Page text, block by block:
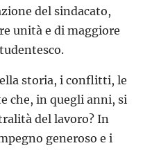
del sindacato,
unità e di maggiore
storia, i conflitti, le
che, in quegli anni, si
del lavoro? In
generoso e i